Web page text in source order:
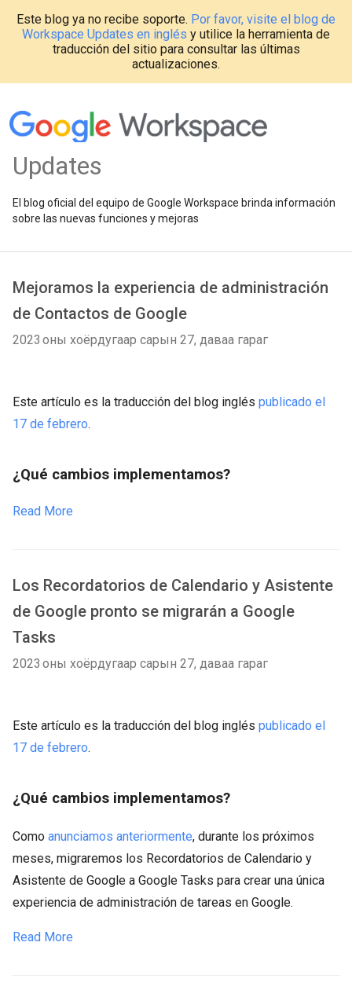
Este blog ya no recibe soporte. Por favor, visite el blog de
Workspace Updates en inglés y utilice la herramienta de
traducción del sitio para consultar las últimas
actualizaciones.
Updates
El blog oficial del equipo de Google Workspace brinda información
sobre las nuevas funciones y mejoras
Mejoramos la experiencia de administración
de Contactos de Google
2023 оны хоёрдугаар сарын 27, даваа гараг
Este artículo es la traducción del blog inglés publicado el
17 de febrero.
¿Qué cambios implementamos?
Read More
Los Recordatorios de Calendario y Asistente
de Google pronto se migrarán a Google
Tasks
2023 оны хоёрдугаар сарын 27, даваа гараг
Este artículo es la traducción del blog inglés publicado el
17 de febrero.
¿Qué cambios implementamos?
Como anunciamos anteriormente, durante los próximos
meses, migraremos los Recordatorios de Calendario y
Asistente de Google a Google Tasks para crear una única
experiencia de administración de tareas en Google.
Read More